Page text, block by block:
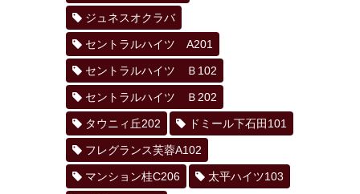
ジュネスオクラバ
セントラルハイツ A201
セントラルハイツ Ｂ102
セントラルハイツ Ｂ202
タウニィ丘202 ドミール下石田101
フレグランス芙蓉A102
マンション桂C206 太平ハイツ103